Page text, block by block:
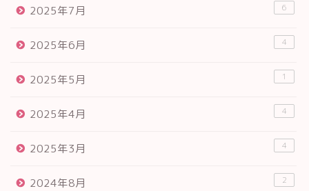
2025年7月 6
2025年6月 4
2025年5月 1
2025年4月 4
2025年3月 4
2024年8月 2